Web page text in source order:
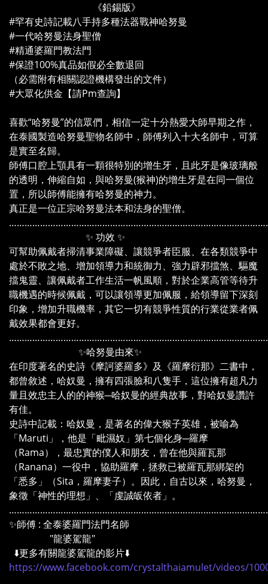
《鉛錫版》
#罕有史詩記載八手持多種法器戰神哈努曼
#一代哈努曼法身聖僧
#精通婆羅門教法門
#保證100%真品如假必全數退回
（必需附有相關認證機構發出的文件）
#大眾化供金【請Pm查詢】
喜歡“哈努曼”的信眾們，相信一定十分熱愛大師早期之作，
在泰國製造哈努曼聖物名師中，師傅列入十大名師中，可算
是實至名歸。
師傅口腔上顎具有一顆很特別的增生牙，且此牙是像玻璃般
的透明，伸縮自如，與哈努曼(猴神)的增生牙是在同一個位
置，所以師傅能擁有哈努曼的神力。
真正是一位正宗哈努曼法本和法身的聖僧。
✨ 功效 ✨
可幫助佩戴者掃清事業障礙、讓競爭者臣服、在各類競爭中
處於不敗之地、增加領導力和統御力、強力辟邪擋煞、驅魔
擋鬼靈、讓佩戴者工作生活一帆風順，對於企業高管等待升
職機遇的時候佩戴，可以讓領導更加佩服，給領導留下深刻
印象，增加升職機率，其它一切有競爭性質的行業從業者佩
戴效果都會更好。
✨哈努曼由來✨
在印度著名的史詩《摩訶婆羅多》及《羅摩衍那》二書中，
都曾敘述，哈奴曼，擁有四張臉和八隻手，這位擁有超凡力
量且效忠主人的的神猴─哈奴曼的經典故事，對哈奴曼讚許
有佳。
史詩中記載：哈奴曼，是著名的偉大猴子英雄，被喻為
「Maruti」，他是「毗濕奴」第七個化身─羅摩
（Rama），最忠實的僕人和朋友，曾在他與羅瓦那
（Ranana）一役中，協助羅摩，拯救已被羅瓦那綁架的
「悉多」（Sita，羅摩妻子）。因此，自古以來，哈努曼，
象徵「神性的理想」、「虔誠皈依者」。
✨師傅 : 全泰婆羅門法門名師
"龍婆駕龍"
⬇️更多有關龍婆駕龍的影片⬇️
https://www.facebook.com/crystalthaiamulet/videos/